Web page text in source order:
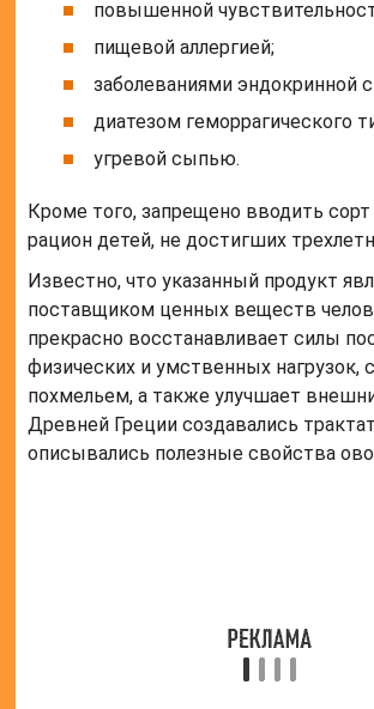
похмельем, а также улучшает
Древней Греции создавались
описывались полезные свойства
Частые вопросы